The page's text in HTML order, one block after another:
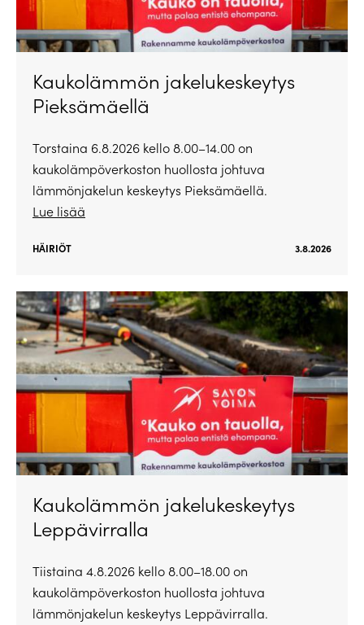
Kaukolämmön jakelukeskeytys
Pieksämäellä
Torstaina 6.8.2026 kello 8.00–14.00 on
kaukolämpöverkoston huollosta johtuva
lämmönjakelun keskeytys Pieksämäellä.
Lue lisää
HÄIRIÖT 3.8.2026
Kaukolämmön jakelukeskeytys
Leppävirralla
Tiistaina 4.8.2026 kello 8.00–18.00 on
kaukolämpöverkoston huollosta johtuva
lämmönjakelun keskeytys Leppävirralla.